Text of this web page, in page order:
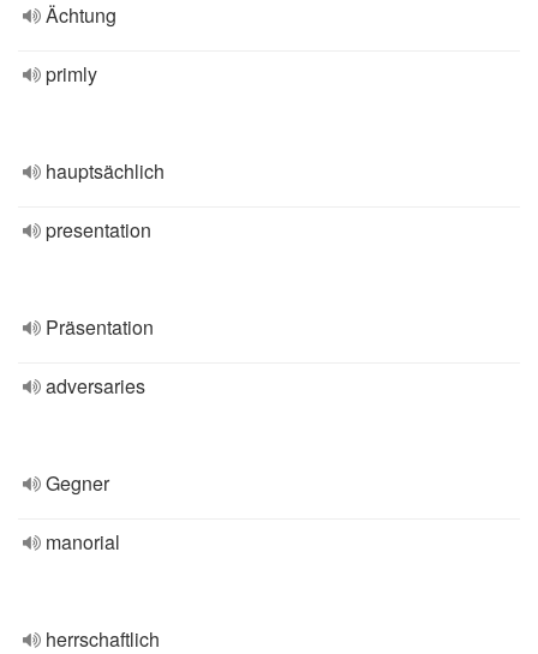
Ächtung
primly
hauptsächlich
presentation
Präsentation
adversaries
Gegner
manorial
herrschaftlich